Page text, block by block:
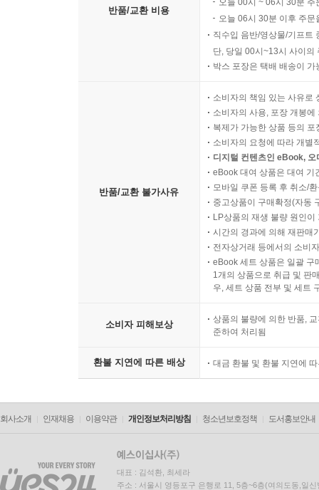
반품/교환 비용
오늘 06시 30분 이후 주
직수입 음반/영상물/기프트
단, 당일 00시~13시 사이의
박스 포장은 택배 배송이
반품/교환 불가사유
소비자의 책임 있는 사유로
소비자의 사용, 포장 개봉
복제가 가능한 상품 등의
소비자의 요청에 따라 개별
디지털 컨텐츠인 eBook,
eBook 대여 상품은 대여 기
모바일 쿠폰 등록 후 취소/
중고상품이 구매확정(자동
LP상품의 재생 불량 원인
시간의 경과에 의해 재판매
전자상거래 등에서의 소비
eBook 세트 상품은 일괄 구
1개의 상품으로 취급 및 판
우, 세트 상품 전부 및 세트
소비자 피해보상
상품의 불량에 의한 반품,
준하여 처리됨
환불 지연에 따른 배상 대금 환불 및 환불 지연에
회사소개 인재채용 이용약관 개인정보처리방침 청소년보호정책 도서홍보안내
대표 : 김석환, 최세라
주소 : 서울시 영등포구 은행로 11, 5층~6층(여의도동,일신